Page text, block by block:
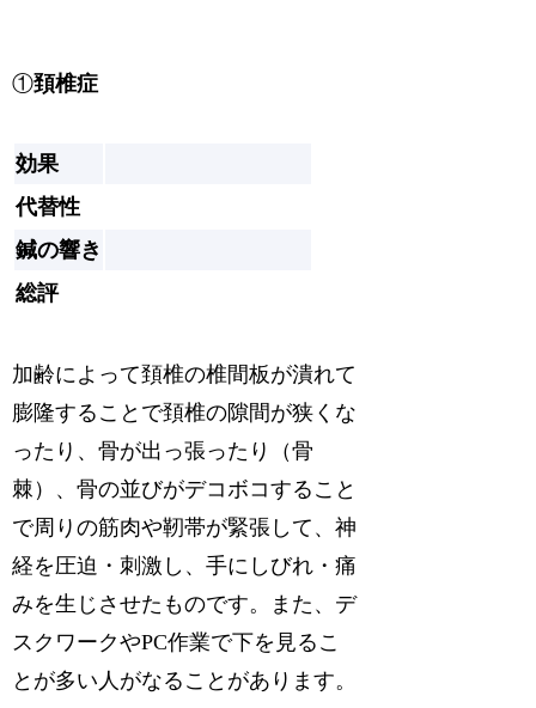
①頚椎症
効果
代替性
鍼の響き
総評
加齢によって頚椎の椎間板が潰れて
膨隆することで頚椎の隙間が狭くな
ったり、骨が出っ張ったり（骨
棘）、骨の並びがデコボコすること
で周りの筋肉や靭帯が緊張して、神
経を圧迫・刺激し、手にしびれ・痛
みを生じさせたものです。また、デ
スクワークやPC作業で下を見るこ
とが多い人がなることがあります。